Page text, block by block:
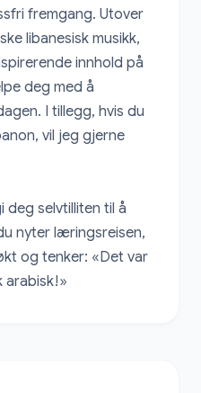
fremgang. Utover
libanesisk musikk,
innhold på
deg med å
I tillegg, hvis du
vil jeg gjerne
deg selvtilliten til å
nyter læringsreisen,
og tenker: «Det var
arabisk!»